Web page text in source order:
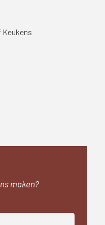
Keukens
maken?